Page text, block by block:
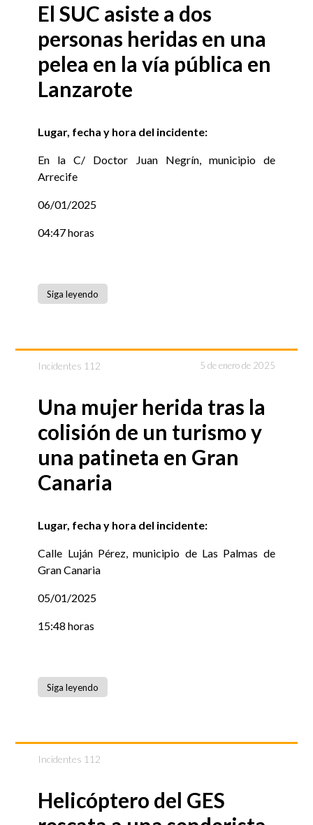
El SUC asiste a dos
personas heridas en una
pelea en la vía pública en
Lanzarote
Lugar, fecha y hora del incidente:
En la C/ Doctor Juan Negrín, municipio de
Arrecife
06/01/2025
04:47 horas
Siga leyendo
Incidentes 112 5 de enero de 2025
Una mujer herida tras la
colisión de un turismo y
una patineta en Gran
Canaria
Lugar, fecha y hora del incidente:
Calle Luján Pérez, municipio de Las Palmas de
Gran Canaria
05/01/2025
15:48 horas
Siga leyendo
Incidentes 112
Helicóptero del GES